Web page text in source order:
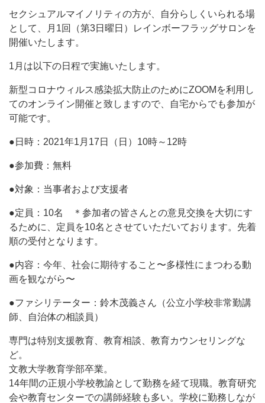
セクシュアルマイノリティの方が、自分らしくいられる場
として、月1回（第3日曜日）レインボーフラッグサロンを
開催いたします。
1月は以下の日程で実施いたします。
新型コロナウィルス感染拡大防止のためにZOOMを利用し
てのオンライン開催と致しますので、自宅からでも参加が
可能です。
●日時：2021年1月17日（日）10時～12時
●参加費：無料
●対象：当事者および支援者
●定員：10名 ＊参加者の皆さんとの意見交換を大切にす
るために、定員を10名とさせていただいております。先着
順の受付となります。
●内容：今年、社会に期待すること〜多様性にまつわる動
画を観ながら〜
●ファシリテーター：鈴木茂義さん（公立小学校非常勤講
師、自治体の相談員）
専門は特別支援教育、教育相談、教育カウンセリングな
ど。
文教大学教育学部卒業。
14年間の正規小学校教諭として勤務を経て現職。教育研究
会や教育センターでの講師経験も多い。学校に勤務しなが